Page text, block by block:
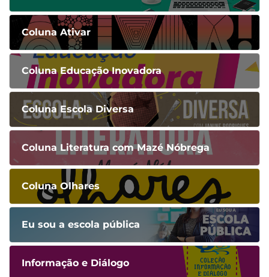
Coluna Ativar
Coluna Educação Inovadora
Coluna Escola Diversa
Coluna Literatura com Mazé Nóbrega
Coluna Olhares
Eu sou a escola pública
Informação e Diálogo